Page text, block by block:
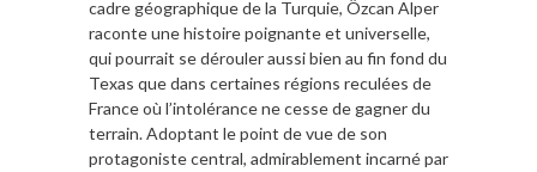
cadre géographique de la Turquie, Özcan Alper
raconte une histoire poignante et universelle,
qui pourrait se dérouler aussi bien au fin fond du
Texas que dans certaines régions reculées de
France où l’intolérance ne cesse de gagner du
terrain. Adoptant le point de vue de son
protagoniste central, admirablement incarné par